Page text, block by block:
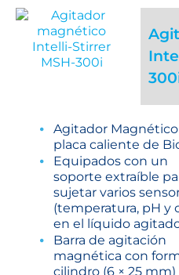
Agitador
placa caliente de
Equipados con un
soporte extraíble
sujetar varios
(temperatura, pH y
en el líquido
Barra de agitación
magnética con
cilindro (6 × 25 mm)